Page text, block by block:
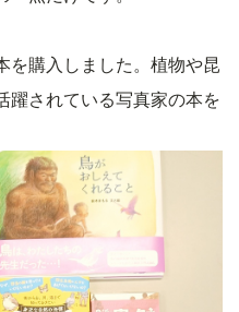
を購入しました。植物や昆
躍されている写真家の本を